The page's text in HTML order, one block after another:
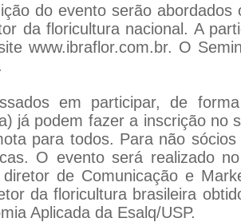
do evento serão
da floricultura nacional. A
www.ibraflor.com.br. O
em participar, de
já podem fazer a inscrição no
para todos. Para não
O evento será realizado
de Comunicação e
da floricultura brasileira
Aplicada da Esalq/USP.